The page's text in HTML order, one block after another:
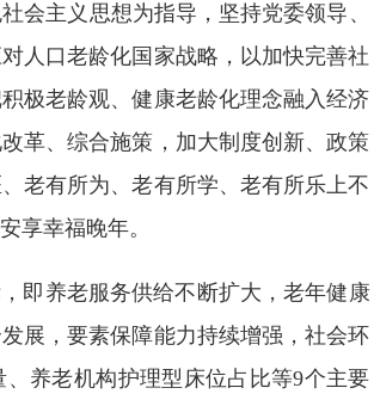
会主义思想为指导，坚持党委领导、
人口老龄化国家战略，以加快完善社
极老龄观、健康老龄化理念融入经济
革、综合施策，加大制度创新、政策
老有所为、老有所学、老有所乐上不
享幸福晚年。
即养老服务供给不断扩大，老年健康
展，要素保障能力持续增强，社会环
养老机构护理型床位占比等9个主要